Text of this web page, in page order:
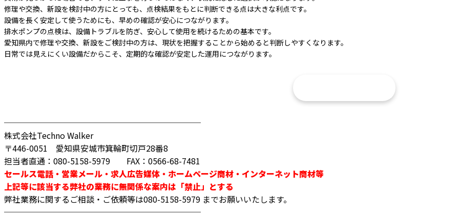
修理や交換、新設を検討中の方にとっても、点検結果をもとに判断できる点は大きな利点です。
設備を長く安定して使うためにも、早めの確認が安心につながります。
排水ポンプの点検は、設備トラブルを防ぎ、安心して使用を続けるための基本です。
愛知県内で修理や交換、新設をご検討中の方は、現状を把握することから始めると判断しやすくなります。
日常では見えにくい設備だからこそ、定期的な確認が安定した運用につながります。
────────────────────────
株式会社Techno Walker
〒446-0051 愛知県安城市箕輪町切戸28番8
担当者直通：080-5158-5979 FAX：0566-68-7481
セールス電話・営業メール・求人広告媒体・ホームページ商材・インターネット商材等
上記等に該当する弊社の業務に無関係な案内は「禁止」とする
弊社業務に関するご相談・ご依頼等は080-5158-5979 までお願いいたします。
────────────────────────